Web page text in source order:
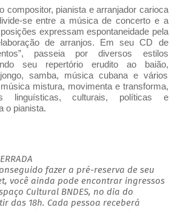
compositor, pianista e arranjador​ carioca​
se entre a música de concerto e a
expressam espontaneidade pela
de arranjos. Em seu CD de
passeia por diversos estilos
seu repertório erudito ao baião,
samba, música cubana e vários
mistura, movimenta e transforma,
linguísticas, culturais, políticas e
o pianista.
fazer a pré-reserva de seu
você ainda pode encontrar ingressos
Cultural BNDES, no dia do
das 18h. Cada pessoa receberá